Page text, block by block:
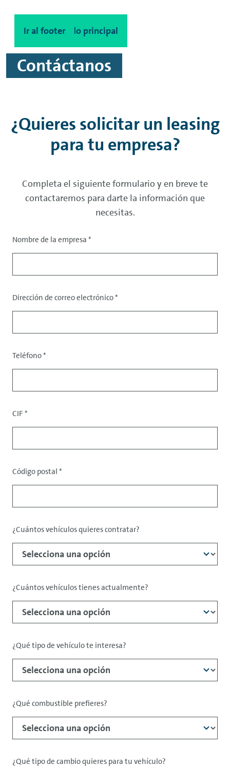
Ir al contenido principal
Ir al footer
Contáctanos
¿Quieres solicitar un leasing
para tu empresa?
Completa el siguiente formulario y en breve te
contactaremos para darte la información que
necesitas.
Tratamiento
Nombre de la empresa *
Datos
de
Dirección de correo electrónico*
Teléfono*
Datos
CIF *
Código postal *
¿Cuántos vehículos quieres contratar?
¿Cuántos vehículos tienes actualmente?
¿Qué tipo de vehículo te interesa?
¿Qué combustible prefieres?
¿Qué tipo de cambio quieres para tu vehículo?